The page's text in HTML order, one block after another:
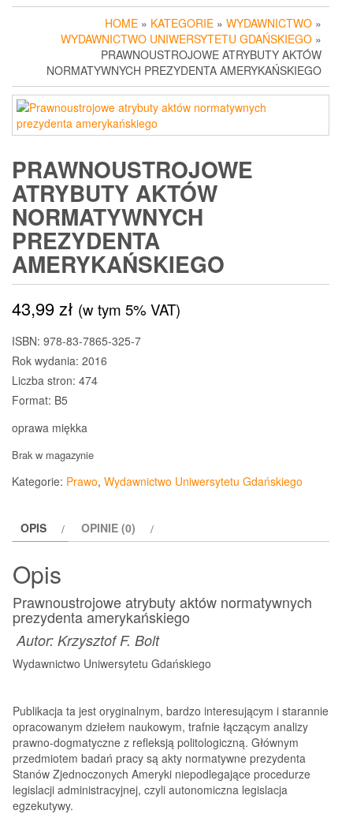
HOME » KATEGORIE » WYDAWNICTWO »
WYDAWNICTWO UNIWERSYTETU GDAŃSKIEGO »
PRAWNOUSTROJOWE ATRYBUTY AKTÓW
NORMATYWNYCH PREZYDENTA AMERYKAŃSKIEGO
PRAWNOUSTROJOWE
ATRYBUTY AKTÓW
NORMATYWNYCH
PREZYDENTA
AMERYKAŃSKIEGO
43,99zł (w tym 5% VAT)
ISBN: 978-83-7865-325-7
Rok wydania: 2016
Liczba stron: 474
Format: B5
oprawa miękka
Brak w magazynie
Kategorie: Prawo, Wydawnictwo Uniwersytetu Gdańskiego
OPIS OPINIE (0)
Opis
Prawnoustrojowe atrybuty aktów normatywnych
prezydenta amerykańskiego
Autor: Krzysztof F. Bolt
Wydawnictwo Uniwersytetu Gdańskiego
Publikacja ta jest oryginalnym, bardzo interesującym i starannie
opracowanym dziełem naukowym, trafnie łączącym analizy
prawno-dogmatyczne z refleksją politologiczną. Głównym
przedmiotem badań pracy są akty normatywne prezydenta
Stanów Zjednoczonych Ameryki niepodlegające procedurze
legislacji administracyjnej, czyli autonomiczna legislacja
egzekutywy.